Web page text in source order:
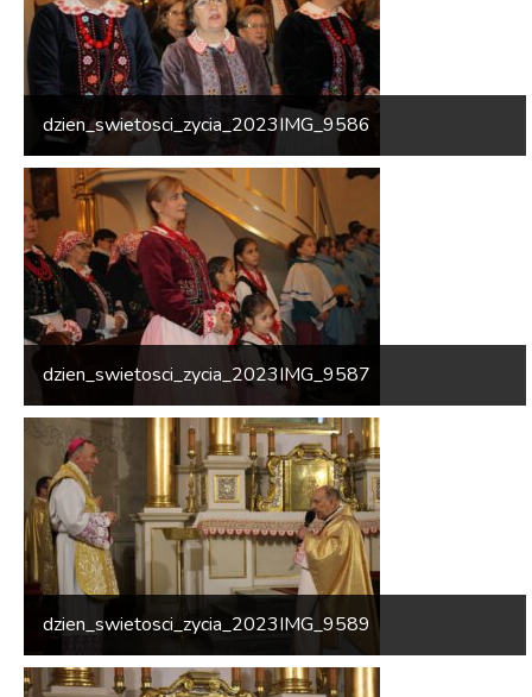
dzien_swietosci_zycia_2023IMG_9586
dzien_swietosci_zycia_2023IMG_9587
dzien_swietosci_zycia_2023IMG_9589